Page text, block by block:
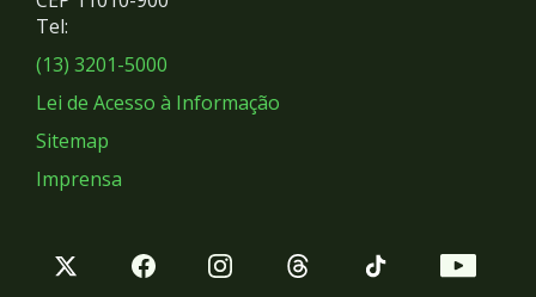
Sociais
Tel:
(13) 3201-5000
Lei de Acesso à Informação
Sitemap
Imprensa